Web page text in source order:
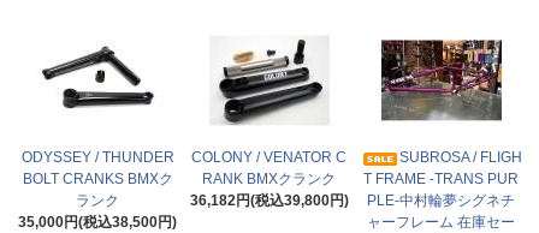
ODYSSEY / THUNDER
BOLT CRANKS BMXク
ランク
35,000円(税込38,500円)
COLONY / VENATOR C
RANK BMXクランク
36,182円(税込39,800円)
SUBROSA / FLIGH
T FRAME -TRANS PUR
PLE-中村輪夢シグネチ
ャーフレーム 在庫セー